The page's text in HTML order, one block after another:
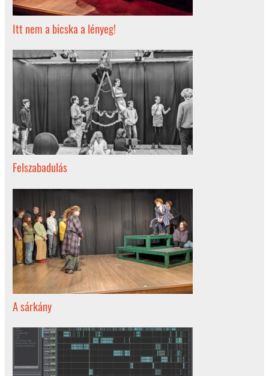
Itt nem a bicska a lényeg!
Felszabadulás
A sárkány